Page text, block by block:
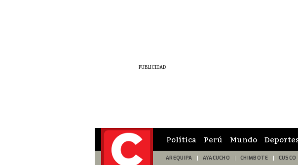
Política Perú Mundo
AREQUIPA AYACUCHO CHIMBOTE CUSCO